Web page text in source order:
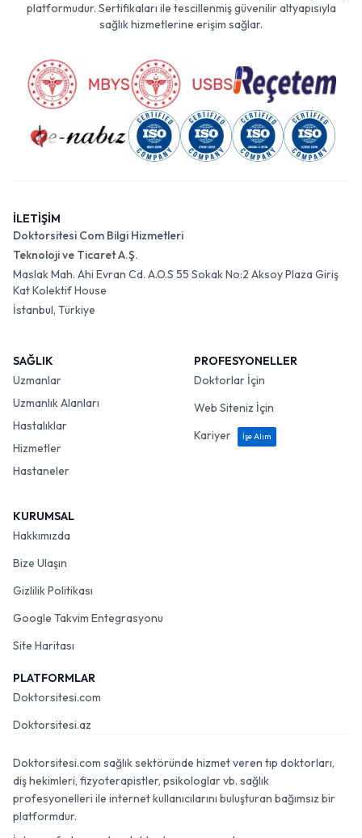
platformudur. Sertifikaları ile tescillenmiş güvenilir altyapısıyla
sağlık hizmetlerine erişim sağlar.
İLETİŞİM
Doktorsitesi Com Bilgi Hizmetleri
Teknoloji ve Ticaret A.Ş.
Maslak Mah. Ahi Evran Cd. A.O.S 55 Sokak No:2 Aksoy Plaza Giriş
Kat Kolektif House
İstanbul, Türkiye
SAĞLIK
Uzmanlar
Uzmanlık Alanları
Hastalıklar
Hizmetler
Hastaneler
PROFESYONELLER
Doktorlar İçin
Web Siteniz İçin
Kariyer
İşe Alım
KURUMSAL
Hakkımızda
Bize Ulaşın
Gizlilik Politikası
Google Takvim Entegrasyonu
Site Haritası
PLATFORMLAR
Doktorsitesi.com
Doktorsitesi.az
Doktorsitesi.com sağlık sektöründe hizmet veren tıp doktorları,
diş hekimleri, fizyoterapistler, psikologlar vb. sağlık
profesyonelleri ile internet kullanıcılarını buluşturan bağımsız bir
platformdur.